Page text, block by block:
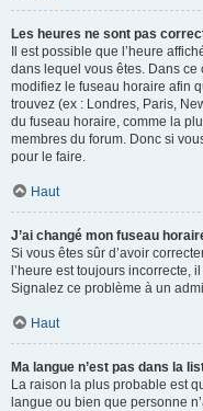
Les heures ne sont pas
Il est possible que l’heure
dans lequel vous êtes. Dans ce
modifiez le fuseau horaire afin
trouvez (ex : Londres, Paris,
du fuseau horaire, comme la
membres du forum. Donc si
pour le faire.
Haut
J’ai changé mon fuseau
Si vous êtes sûr d’avoir
l’heure est toujours incorrecte,
Signalez ce problème à un
Haut
Ma langue n’est pas dans la
La raison la plus probable est
langue ou bien que personne